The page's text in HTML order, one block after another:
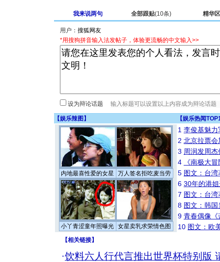
我来说两句 全部跟贴(10条) 精华区
用户：
*用搜狗拼音输入法发帖子，体验更流畅的中文输入>>
设为辩论话题
【娱乐辣图 】 【娱乐热闻
内地最喜性爱的女星 万人签名拒吃麦当劳
小丫青涩童年照曝光 女星卖乳求荣情色图
1 李俊基魅力
2 北京拉票
3 周润发周
4
《南极大
5 图文：台
6 30年的港
7 图文：台
8 图文：韩
9 青春偶像《
10 图文：欧
【相关链接】
·饮料六人行代言推出世界杯特别版